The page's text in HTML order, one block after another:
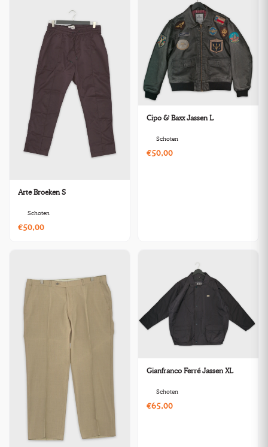
Arte Broeken S
Schoten
€50,00
Cipo & Baxx Jassen L
Schoten
€50,00
Gianfranco Ferré Jassen XL
Schoten
€65,00